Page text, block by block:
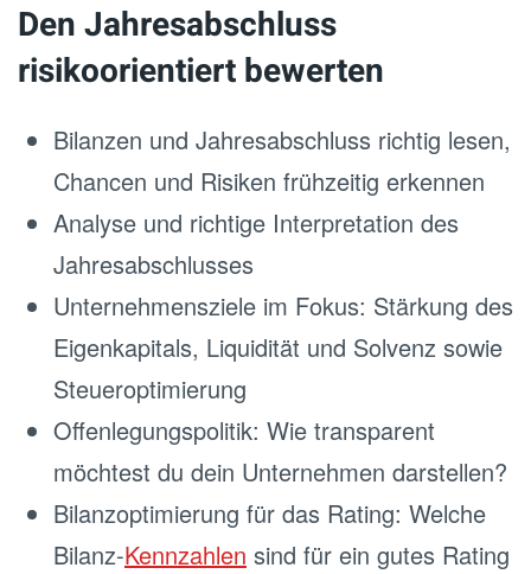
Den Jahresabschluss
risikoorientiert bewerten
Bilanzen und Jahresabschluss richtig lesen,
Chancen und Risiken frühzeitig erkennen
Analyse und richtige Interpretation des
Jahresabschlusses
Unternehmensziele im Fokus: Stärkung des
Eigenkapitals, Liquidität und Solvenz sowie
Steueroptimierung
Offenlegungspolitik: Wie transparent
möchtest du dein Unternehmen darstellen?
Bilanzoptimierung für das Rating: Welche
Bilanz-Kennzahlen sind für ein gutes Rating